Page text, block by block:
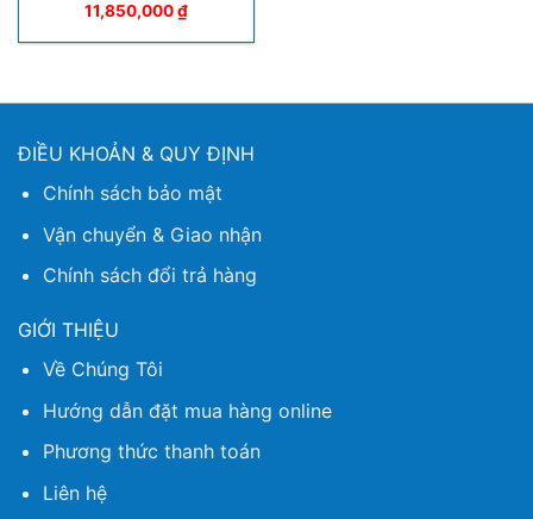
11,850,000₫
ĐIỀU KHOẢN & QUY ĐỊNH
Chính sách bảo mật
Vận chuyển & Giao nhận
Chính sách đổi trả hàng
GIỚI THIỆU
Về Chúng Tôi
Hướng dẫn đặt mua hàng online
Phương thức thanh toán
Liên hệ